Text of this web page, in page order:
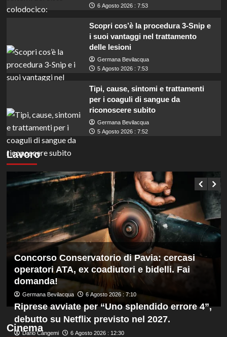
6 Agosto 2026 : 7:53
Scopri cos’è la procedura 3-Snip e
i suoi vantaggi nel trattamento
delle lesioni
Germana Bevilacqua
5 Agosto 2026 : 7:53
Tipi, cause, sintomi e trattamenti
per i coaguli di sangue da
riconoscere subito
Germana Bevilacqua
5 Agosto 2026 : 7:52
Lavoro
Concorso Conservatorio di Pavia: cercasi
operatori ATA, ex coadiutori e bidelli. Fai
domanda!
Germana Bevilacqua 6 Agosto 2026 : 7:10
Cinema
Riprese avviate per “Uno splendido errore 4”,
debutto su Netflix previsto nel 2027.
Dario Cangemi 6 Agosto 2026 : 12:30